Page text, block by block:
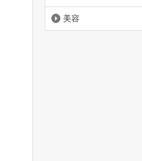
美容